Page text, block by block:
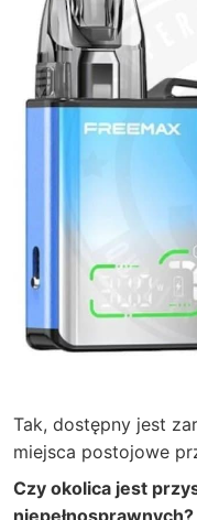
Tak, dostępny jest
miejsca postojowe
Czy okolica jest